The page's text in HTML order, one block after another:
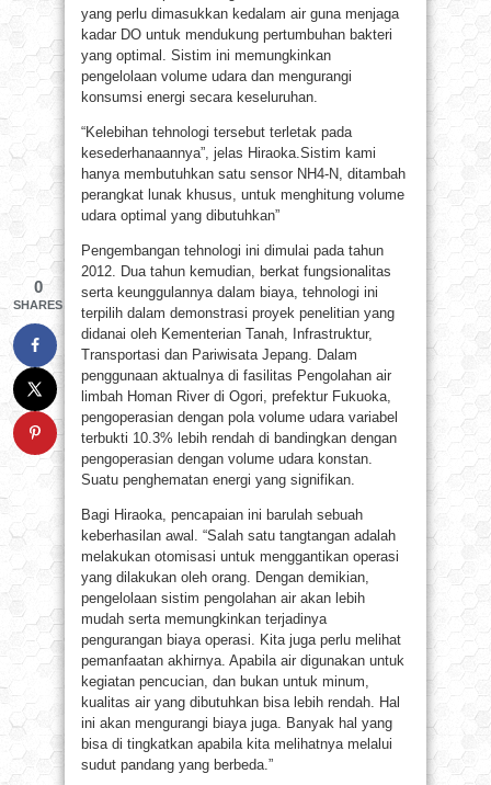
yang perlu dimasukkan kedalam air guna menjaga
kadar DO untuk mendukung pertumbuhan bakteri
yang optimal. Sistim ini memungkinkan
pengelolaan volume udara dan mengurangi
konsumsi energi secara keseluruhan.
“Kelebihan tehnologi tersebut terletak pada
kesederhanaannya”, jelas Hiraoka.Sistim kami
hanya membutuhkan satu sensor NH4-N, ditambah
perangkat lunak khusus, untuk menghitung volume
udara optimal yang dibutuhkan”
Pengembangan tehnologi ini dimulai pada tahun
2012. Dua tahun kemudian, berkat fungsionalitas
serta keunggulannya dalam biaya, tehnologi ini
terpilih dalam demonstrasi proyek penelitian yang
didanai oleh Kementerian Tanah, Infrastruktur,
Transportasi dan Pariwisata Jepang. Dalam
penggunaan aktualnya di fasilitas Pengolahan air
limbah Homan River di Ogori, prefektur Fukuoka,
pengoperasian dengan pola volume udara variabel
terbukti 10.3% lebih rendah di bandingkan dengan
pengoperasian dengan volume udara konstan.
Suatu penghematan energi yang signifikan.
Bagi Hiraoka, pencapaian ini barulah sebuah
keberhasilan awal. “Salah satu tangtangan adalah
melakukan otomisasi untuk menggantikan operasi
yang dilakukan oleh orang. Dengan demikian,
pengelolaan sistim pengolahan air akan lebih
mudah serta memungkinkan terjadinya
pengurangan biaya operasi. Kita juga perlu melihat
pemanfaatan akhirnya. Apabila air digunakan untuk
kegiatan pencucian, dan bukan untuk minum,
kualitas air yang dibutuhkan bisa lebih rendah. Hal
ini akan mengurangi biaya juga. Banyak hal yang
bisa di tingkatkan apabila kita melihatnya melalui
sudut pandang yang berbeda.”
0
SHARES